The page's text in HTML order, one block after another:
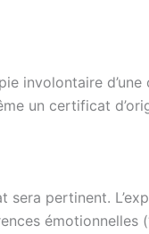
involontaire
un certificat
pertinent.
émotionnelles